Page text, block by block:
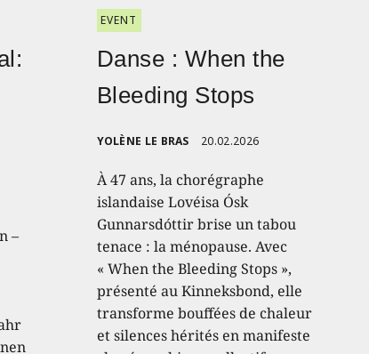
–
EVENT
Danse : When the
Bleeding Stops
YOLÈNE LE BRAS 20.02.2026
À 47 ans, la chorégraphe
islandaise Lovéisa Ósk
Gunnarsdóttir brise un tabou
tenace : la ménopause. Avec
« When the Bleeding Stops »,
présenté au Kinneksbond, elle
transforme bouffées de chaleur
et silences hérités en manifeste